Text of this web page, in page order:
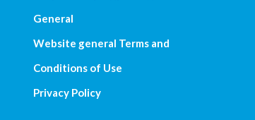
General
Website general Terms and
Conditions of Use
Privacy Policy